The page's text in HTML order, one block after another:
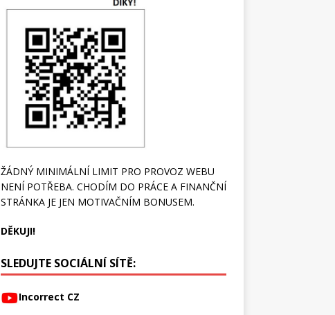
ŽÁDNÝ MINIMÁLNÍ LIMIT PRO PROVOZ WEBU
NENÍ POTŘEBA. CHODÍM DO PRÁCE A FINANČNÍ
STRÁNKA JE JEN MOTIVAČNÍM BONUSEM.
DĚKUJI!
SLEDUJTE SOCIÁLNÍ SÍTĚ:
Incorrect CZ